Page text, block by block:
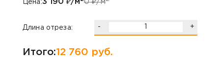
Цена:3 190 ₽/м 0₽/м
Длина отреза: - +
Итого:12 760 руб.